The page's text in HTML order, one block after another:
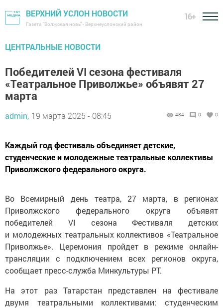
ВЕРХНИЙ УСЛОН НОВОСТИ
Газета "Волжская новь" - Верхнеуслонский район
16+
ЦЕНТРАЛЬНЫЕ НОВОСТИ
Победителей VI сезона фестиваля
«Театральное Приволжье» объявят 27
марта
admin, 19 марта 2025 - 08:45 484 0 0
Каждый год фестиваль объединяет детские,
студенческие и молодежные театральные коллективы
Приволжского федерального округа.
Во Всемирный день театра, 27 марта, в регионах
Приволжского федерального округа объявят
победителей VI сезона Фестиваля детских
и молодежных театральных коллективов «Театральное
Приволжье». Церемония пройдет в режиме онлайн-
трансляции с подключением всех регионов округа,
сообщает пресс-служба Минкультуры РТ.
На этот раз Татарстан представлен на фестивале
двумя театральными коллективами: студенческим